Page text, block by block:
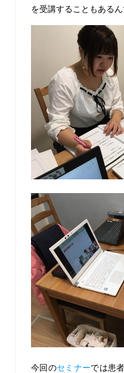
を受講することもある
今回のセミナーでは患